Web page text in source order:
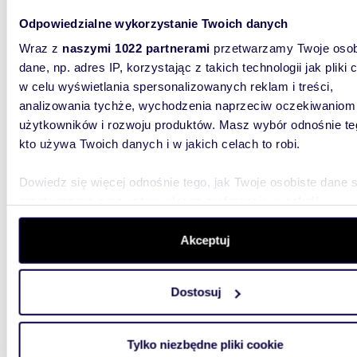
Odpowiedzialne wykorzystanie Twoich danych
Wraz z naszymi 1022 partnerami przetwarzamy Twoje
dane, np. adres IP, korzystając z takich technologii jak pliki
w celu wyświetlania spersonalizowanych reklam i treści,
analizowania tychże, wychodzenia naprzeciw oczekiwaniom
użytkowników i rozwoju produktów. Masz wybór odnośnie
kto używa Twoich danych i w jakich celach to robi.
Dowiedz się więcej odnośnie tego, jak Twoje osobiste dane
szczegółów. W Deklaracji plików cookie możesz zmienić
wycofać swoją zgodę w dowolnej chwili.
aby oferować funkcje społecznościowe i analizować ruch w
witrynie. Informacje o tym, jak korzystasz z naszej witryny,
analitycznym. Partnerzy mogą połączyć te informacje z
Akceptuj
Dostosuj
Tylko niezbędne pliki cookie
17
dom
Dom
Wynajem domu 300 m2 na Os. Konstancja, blisko